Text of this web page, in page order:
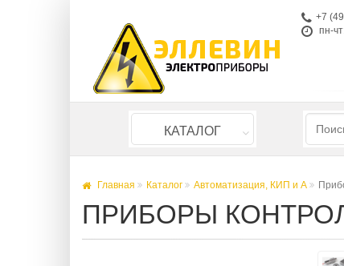
+7
пн-
КАТАЛОГ
Главная Каталог Автоматизация, КИП и А
ПРИБОРЫ